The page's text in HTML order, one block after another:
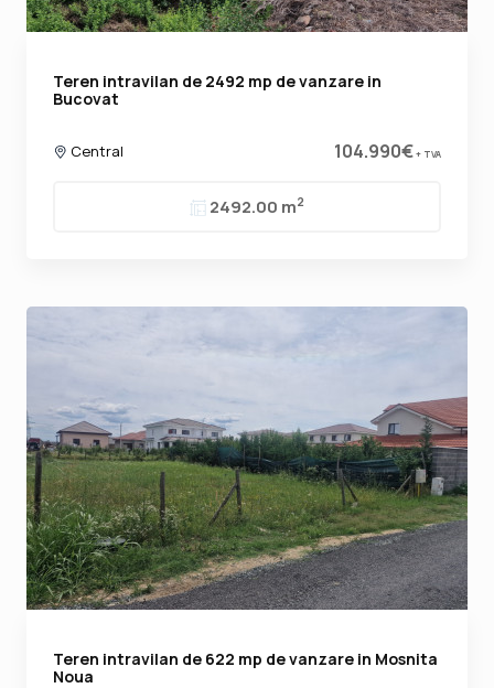
Teren intravilan de 2492 mp de vanzare in
Bucovat
Central 104.990€+ TVA
2492.00 m2
Teren intravilan de 622 mp de vanzare in Mosnita
Noua